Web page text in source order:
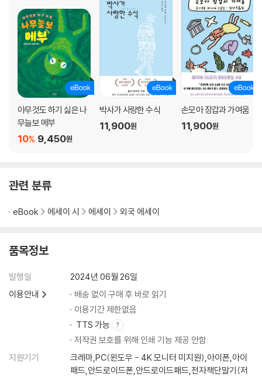
아무것도 하기 싫은 나
무늘보 메부
9,450원
10%
박사가 사랑한 수식
11,900원
손모아 장갑과 가여움
11,900원
관련 분류
eBook 에세이 시 에세이 외국 에세이
품목정보
발행일
2024년 06월 26일
이용안내
배송 없이 구매 후 바로 읽기
이용기간 제한없음
TTS 가능
저작권 보호를 위해 인쇄 기능 제공 안함
지원기기
크레마,PC(윈도우 - 4K 모니터 미지원),아이폰,아이
패드,안드로이드폰,안드로이드패드,전자책단말기(저